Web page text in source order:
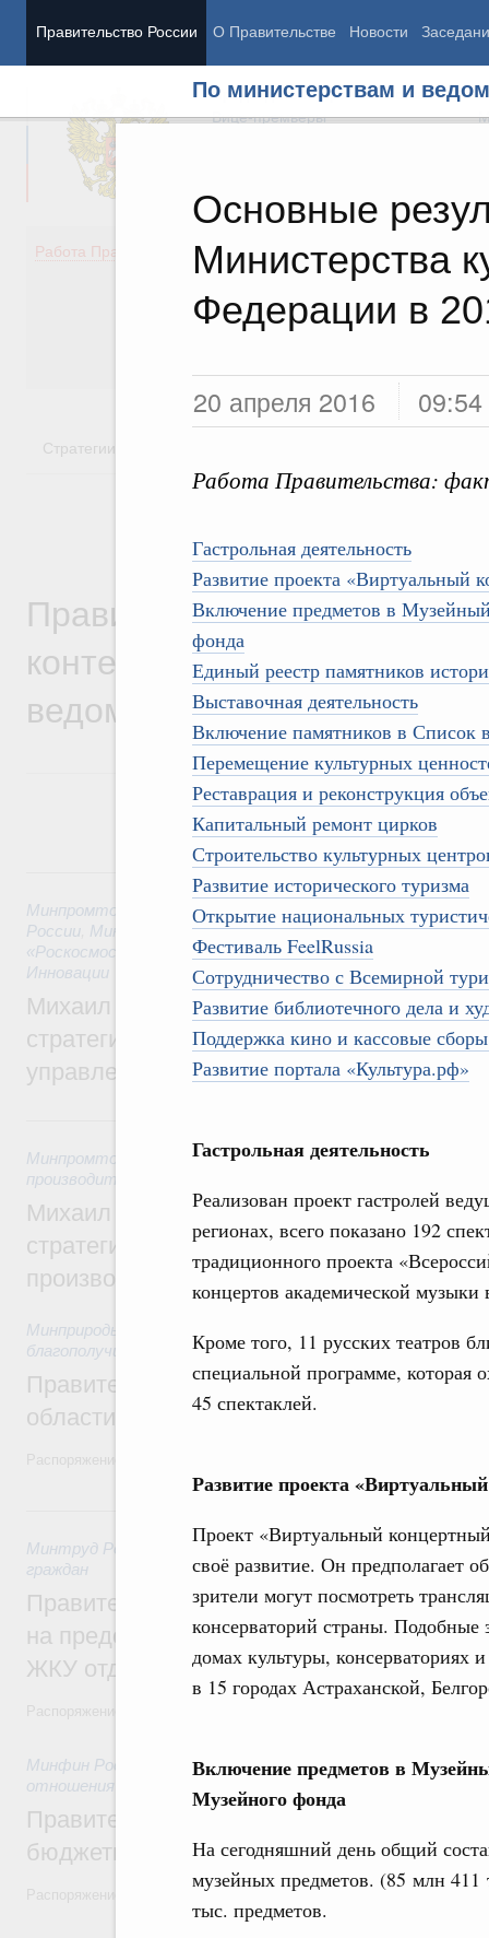
Правительство России О Правительстве Новости
По министерствам и
Основные
Министерства
Федерации в
20 апреля 2016 09:54
Работа Правительства:
Гастрольная деятельность
Развитие проекта «Виртуальный
Включение предметов в
фонда
Единый реестр памятников
Выставочная деятельность
Включение памятников в
Перемещение культурных
Реставрация и реконструкция
Капитальный ремонт цирков
Строительство культурных
Развитие исторического туризма
Открытие национальных
Фестиваль FeelRussia
Сотрудничество с Всемирной
Развитие библиотечного дела и
Поддержка кино и кассовые
Развитие портала «Культура.рф»
Гастрольная деятельность
Реализован проект гастролей
регионах, всего показано 192
традиционного проекта
концертов академической музыки
Кроме того, 11 русских театров
специальной программе, которая
45 спектаклей.
Развитие проекта
Проект «Виртуальный
своё развитие. Он предполагает
зрители могут посмотреть
консерваторий страны. Подобные
домах культуры, консерваториях
в 15 городах Астраханской,
Включение предметов в
Музейного фонда
На сегодняшний день общий
музейных предметов. (85 млн 411
тыс. предметов.
Председатель Правительства
Вице-премьеры
Работа Правительства
Демография
Здоровье
Культура
Стратегии
Правительственная
контексте работы
ведомств
6 августа, четверг
Минпромторг России,Минфин России,
России Минсельхоз России,Минэнерго России,Минтранс
«Роскосмос»
Госкорпорация «Росатом»,6 августа 2026
Инновации
Михаил Мишустин дал поручения по
стратегической сессии о
управления научно-технологическим
Минпромторг России,Минэкономразвития России,5
производительности труда и поддержки занятости
Михаил Мишустин дал поручения по
стратегической сессии, посвящённой
производительности труда
Минприроды России
благополучие»
Правительство увеличило объём
области в рамках федерального
Минтруд России 31 июля 2026
Социальная поддержка
граждан
Правительство направит регионам
на предоставление мер социальной
ЖКУ отдельным категориям граждан
Минфин России 31 июля 2026,Бюджеты субъектов
отношения
Правительство спишет часть
бюджетным кредитам ещё двум
Распоряжение от 29 июля 2026 года №2016-р